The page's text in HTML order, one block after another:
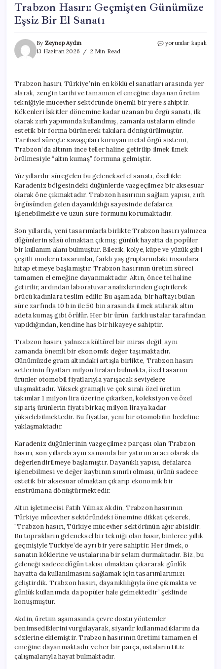
Trabzon Hasırı: Geçmişten Günümüze
Eşsiz Bir El Sanatı
By Zeynep Aydın
13 Haziran 2026
2 Min Read
Trabzon
Bir
El
Sanatı
için
yorumlar kapalı
Trabzon hasırı, Türkiye’nin en köklü el sanatları arasında yer
alarak, zengin tarihi ve tamamen el emeğine dayanan üretim
tekniğiyle mücevher sektöründe önemli bir yere sahiptir.
Kökenleri İskitler dönemine kadar uzanan bu örgü sanatı, ilk
olarak zırh yapımında kullanılmış, zamanla ustaların elinde
estetik bir forma bürünerek takılara dönüştürülmüştür.
Tarihsel süreçte savaşçıları koruyan metal örgü sistemi,
Trabzon’da altının ince teller haline getirilip ilmek ilmek
örülmesiyle “altın kumaş” formuna gelmiştir.
Yüzyıllardır süregelen bu geleneksel el sanatı, özellikle
Karadeniz bölgesindeki düğünlerde vazgeçilmez bir aksesuar
olarak öne çıkmaktadır. Trabzon hasırının sağlam yapısı, zırh
örgüsünden gelen dayanıklılığı sayesinde defalarca
işlenebilmekte ve uzun süre formunu korumaktadır.
Son yıllarda, yeni tasarımlarla birlikte Trabzon hasırı yalnızca
düğünlerin süsü olmaktan çıkmış; günlük hayatta da popüler
bir kullanım alanı bulmuştur. Bilezik, kolye, küpe ve yüzük gibi
çeşitli modern tasarımlar, farklı yaş gruplarındaki insanlara
hitap etmeye başlamıştır. Trabzon hasırının üretim süreci
tamamen el emeğine dayanmaktadır. Altın, önce tel haline
getirilir, ardından laboratuvar analizlerinden geçirilerek
örücü kadınlara teslim edilir. Bu aşamada, bir haftayı bulan
süre zarfında 10 bin ile 50 bin arasında ilmek atılarak altın
adeta kumaş gibi örülür. Her bir ürün, farklı ustalar tarafından
yapıldığından, kendine has bir hikayeye sahiptir.
Trabzon hasırı, yalnızca kültürel bir miras değil, aynı
zamanda önemli bir ekonomik değer taşımaktadır.
Günümüzde gram altındaki artışla birlikte, Trabzon hasırı
setlerinin fiyatları milyon liraları bulmakta, özel tasarım
ürünler otomobil fiyatlarıyla yarışacak seviyelere
ulaşmaktadır. Yüksek gramajlı ve çok sıralı özel üretim
takımlar 1 milyon lira üzerine çıkarken, koleksiyon ve özel
sipariş ürünlerin fiyatı birkaç milyon liraya kadar
yükselebilmektedir. Bu fiyatlar, yeni bir otomobilin bedeline
yaklaşmaktadır.
Karadeniz düğünlerinin vazgeçilmez parçası olan Trabzon
hasırı, son yıllarda aynı zamanda bir yatırım aracı olarak da
değerlendirilmeye başlamıştır. Dayanıklı yapısı, defalarca
işlenebilmesi ve değer kaybının sınırlı olması, ürünü sadece
estetik bir aksesuar olmaktan çıkarıp ekonomik bir
enstrümana dönüştürmektedir.
Altın işletmecisi Fatih Yılmaz Akdin, Trabzon hasırının
Türkiye mücevher sektöründeki önemine dikkat çekerek,
“Trabzon hasırı, Türkiye mücevher sektörünün ağır abisidir.
Bu toprakların geleneksel bir tekniği olan hasır, binlerce yıllık
geçmişiyle Türkiye’de ayrı bir yere sahiptir. Her ilmek, o
sanatın köklerine ve ustalarına bir selam durmaktadır. Biz, bu
geleneği sadece düğün takısı olmaktan çıkararak günlük
hayatta da kullanılmasını sağlamak için tasarımlarımızı
geliştirdik. Trabzon hasırı, dayanıklılığıyla öne çıkmakta ve
günlük kullanımda da popüler hale gelmektedir” şeklinde
konuşmuştur.
Akdin, üretim aşamasında çevre dostu yöntemler
benimsediklerini vurgulayarak, siyanür kullanmadıklarını da
sözlerine eklemiştir. Trabzon hasırının üretimi tamamen el
emeğine dayanmaktadır ve her bir parça, ustaların titiz
çalışmalarıyla hayat bulmaktadır.